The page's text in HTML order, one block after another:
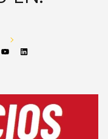
YouTube